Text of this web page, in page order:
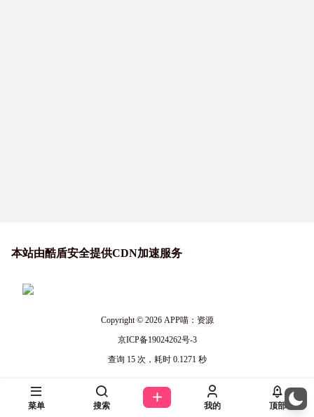
本站由酷盾安全提供CDN加速服务
Copyright © 2026APP喵：资源
京ICP备19024262号-3
查询 15 次，耗时 0.1271 秒
菜单 搜索 我的 顶部